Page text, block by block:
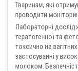
Тваринам, які
проводити
Лабораторні
тератогенної та
токсично на
застосуванні у
молоком.